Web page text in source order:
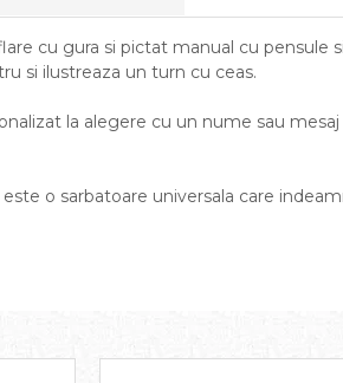
cu gura si pictat manual cu
si ilustreaza un turn cu ceas.
la alegere cu un nume sau
o sarbatoare universala care